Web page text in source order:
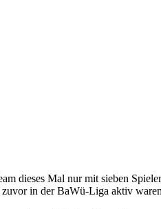
dieses Mal nur mit sieben
zuvor in der BaWü-Liga aktiv